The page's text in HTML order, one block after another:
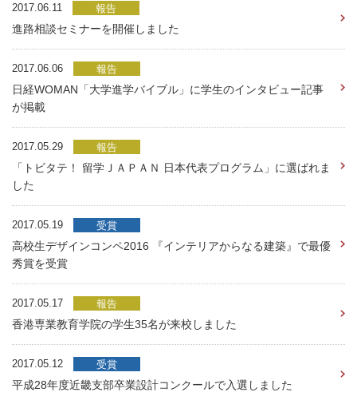
2017.06.11 報告
進路相談セミナーを開催しました
2017.06.06 報告
日経WOMAN「大学進学バイブル」に学生のインタビュー記事
が掲載
2017.05.29 報告
「トビタテ！ 留学ＪＡＰＡＮ 日本代表プログラム」に選ばれま
した
2017.05.19 受賞
高校生デザインコンペ2016 『インテリアからなる建築』で最優
秀賞を受賞
2017.05.17 報告
香港専業教育学院の学生35名が来校しました
2017.05.12 受賞
平成28年度近畿支部卒業設計コンクールで入選しました